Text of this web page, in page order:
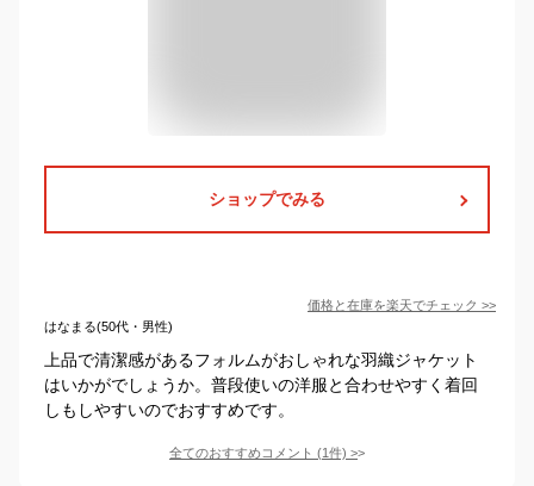
ショップでみる
価格と在庫を楽天でチェック >>
はなまる(50代・男性)
上品で清潔感があるフォルムがおしゃれな羽織ジャケット
はいかがでしょうか。普段使いの洋服と合わせやすく着回
しもしやすいのでおすすめです。
全てのおすすめコメント (1件) >